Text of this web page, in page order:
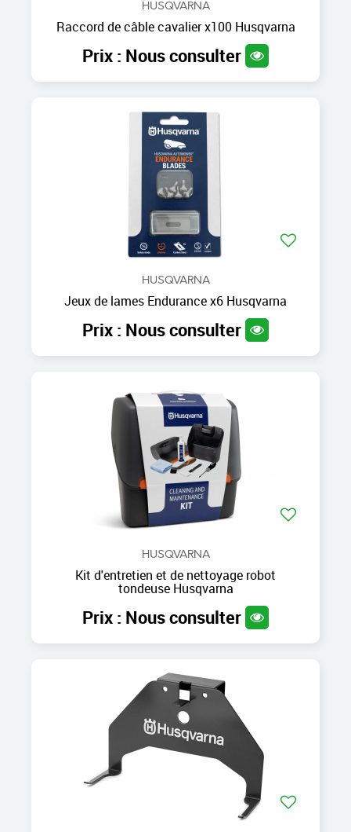
HUSQVARNA
Raccord de câble cavalier x100 Husqvarna
Prix : Nous consulter
HUSQVARNA
Jeux de lames Endurance x6 Husqvarna
Prix : Nous consulter
HUSQVARNA
Kit d'entretien et de nettoyage robot
tondeuse Husqvarna
Prix : Nous consulter